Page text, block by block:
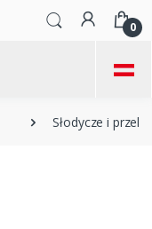
0
=
Słodycze i